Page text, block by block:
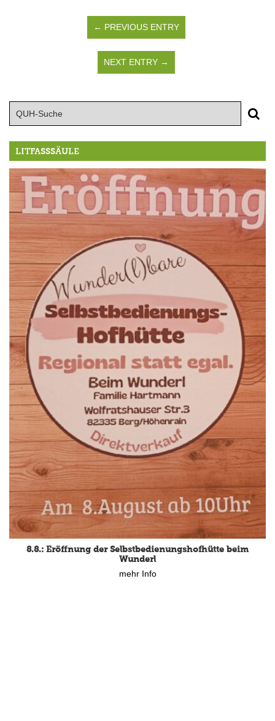
← PREVIOUS ENTRY
NEXT ENTRY →
LITFASSSÄULE
8.8.: Eröffnung der Selbstbedienungshofhütte beim
Wunderl
mehr Info